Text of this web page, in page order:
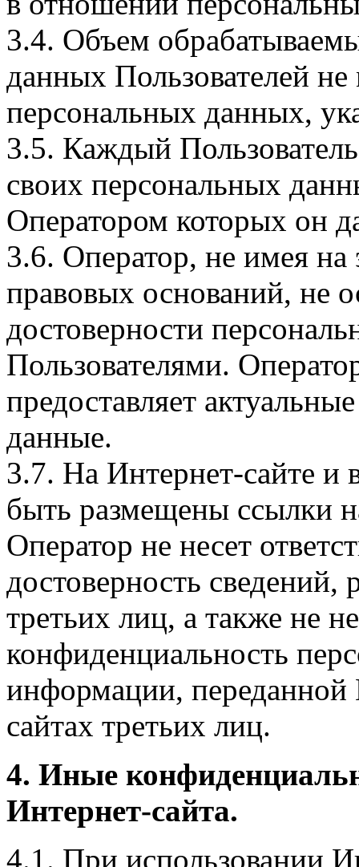
3.4. Объем
данных Пользователей
персональных данных,
3.5. Каждый
своих персональных
Оператором которых он
3.6. Оператор, не имея
правовых оснований, не
достоверности
Пользователями.
предоставляет
данные.
3.7. На Интернет-сайте
быть размещены ссылки
Оператор не несет
достоверность
третьих лиц, а также не
конфиденциальность
информации, переданной
сайтах третьих лиц.
4. Иные
Интернет-сайта.
4.1. При использовании